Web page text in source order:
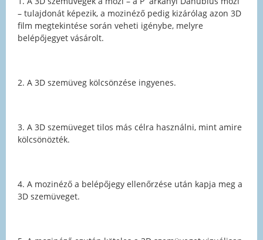
– tulajdonát képezik, a mozinéző pedig kizárólag azon 3D
film megtekintése során veheti igénybe, melyre
belépőjegyet vásárolt.
2. A 3D szemüveg kölcsönzése ingyenes.
3. A 3D szemüveget tilos más célra használni, mint amire
kölcsönözték.
4. A mozinéző a belépőjegy ellenőrzése után kapja meg a
3D szemüveget.